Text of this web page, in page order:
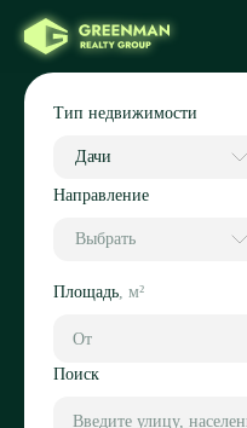
Тип недвижимости
Дачи
Направление
Выбрать
Площадь, м²
Поиск